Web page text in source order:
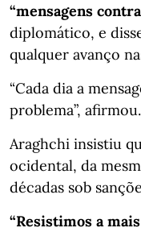
“mensagens
diplomático, e
qualquer avanço
“Cada dia a
problema”, afirmou.
Araghchi insistiu
ocidental, da
décadas sob
“Resistimos a